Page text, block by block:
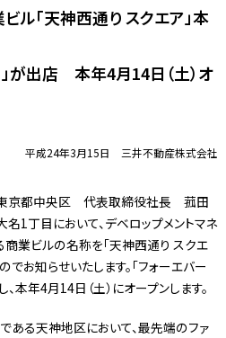
ル「天神西通り スクエア」本
」が出店 本年4月14日（土）オ
平成24年3月15日 三井不動産株式会社
東京都中央区 代表取締役社長 菰田
1丁目において、デベロップメントマネ
商業ビルの名称を「天神西通り スクエ
でお知らせいたします。「フォーエバー
本年4月14日（土）にオープンします。
ある天神地区において、最先端のファ